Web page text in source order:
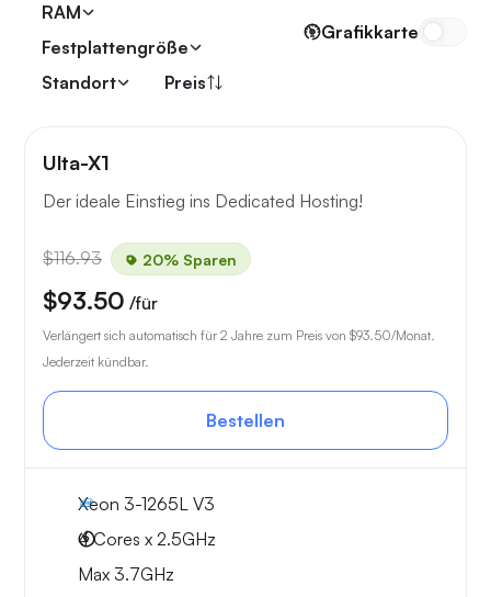
RAM
Festplattengröße
Standort
Preis
Grafikkarte
Ulta-X1
Der ideale Einstieg ins Dedicated Hosting!
$116.93 20% Sparen
$93.50 /für
Verlängert sich automatisch für 2 Jahre zum Preis von $93.50/Monat.
Jederzeit kündbar.
Bestellen
Xeon 3-1265L V3
4 Cores x 2.5GHz
Max 3.7GHz